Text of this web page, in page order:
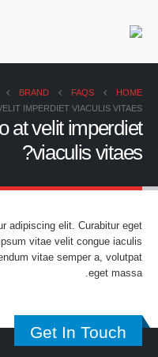
HOME
FAQS
BRAND
IMPERDIET VIACULIS VITAES?
at velit imperdiet
viaculis vitaes?
adipiscing elit. Curabitur eget
vitae velit congue iaculis
vitae semper a, volutpat
eget massa.
Get In Touch